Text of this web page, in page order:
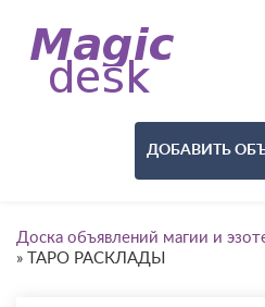
ДОБАВИТЬ
Доска объявлений магии и
»
ТАРО РАСКЛАДЫ